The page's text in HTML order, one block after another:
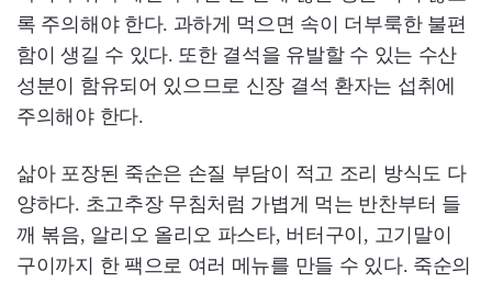
록 주의해야 한다. 과하게 먹으면 속이 더부룩한 불편
함이 생길 수 있다. 또한 결석을 유발할 수 있는 수산
성분이 함유되어 있으므로 신장 결석 환자는 섭취에
주의해야 한다.
삶아 포장된 죽순은 손질 부담이 적고 조리 방식도 다
양하다. 초고추장 무침처럼 가볍게 먹는 반찬부터 들
깨 볶음, 알리오 올리오 파스타, 버터구이, 고기말이
구이까지 한 팩으로 여러 메뉴를 만들 수 있다. 죽순의